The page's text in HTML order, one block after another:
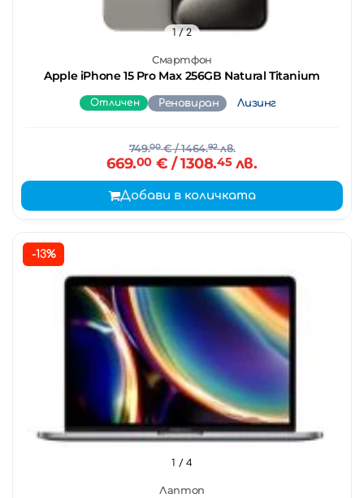
Смартфон
Apple iPhone 15 Pro Max 256GB Natural Titanium
1/ 2
Отличен Реновиран Лизинг
749.00€/ 1464.92лв.
669.00€ / 1308.45лв.
Добави в количката
-13%
Лаптоп
1 / 4